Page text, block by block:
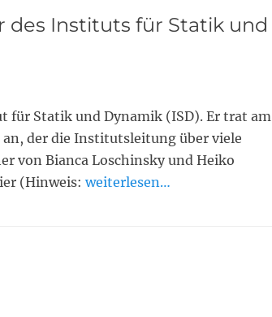
des Instituts für Statik und
für Statik und Dynamik (ISD). Er trat am
an, der die Institutsleitung über viele
von Bianca Loschinsky und Heiko
(Hinweis: weiterlesen…